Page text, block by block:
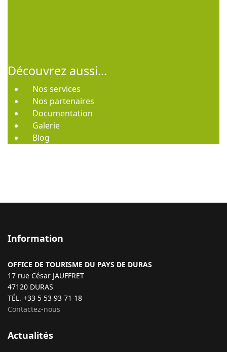
Découvrez aussi...
Nos services
Nos partenaires
Documentation
Galerie
Blog
Information
OFFICE DE TOURISME DU PAYS DE DURAS
17 rue César JAUFFRET
47120 DURAS
TÉL. +33 5 53 93 71 18
Contactez-nous
Actualités